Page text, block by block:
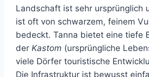
Landschaft ist sehr ursprünglich
ist oft von schwarzem, feinem
bedeckt. Tanna bietet eine tiefe
der Kastom (ursprüngliche
viele Dörfer touristische
Die Infrastruktur ist bewusst